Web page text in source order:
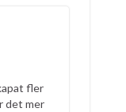
fler
det mer